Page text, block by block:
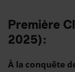
Première
2025) :
À la conquête